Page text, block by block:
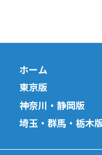
ホーム
東京版
神奈川・静岡版
埼玉・群馬・栃木